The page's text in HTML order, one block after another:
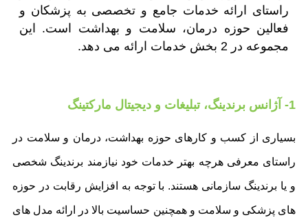
راستای ارائه خدمات جامع و تخصصی به پزشکان و
فعالین حوزه درمان، سلامت و بهداشت است. این
مجموعه در 2 بخش خدمات ارائه می دهد.
1- آژانس برندینگ، تبلیغات و دیجیتال مارکتینگ
بسیاری از کسب و کارهای حوزه بهداشت، درمان و سلامت در
راستای معرفی هرچه بهتر خدمات خود نیازمند برندینگ شخصی
و یا برندینگ سازمانی هستند. با توجه به افزایش رقابت در حوزه
های پزشکی و سلامت و همچنین حساسیت بالا در ارائه مدل های